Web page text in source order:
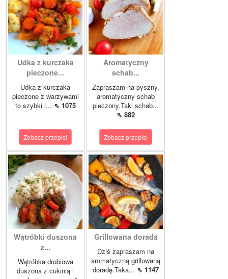
Udka z kurczaka
pieczone...
Udka z kurczaka
pieczone z warzywami
to szybki i... ⇖ 1075
Zobacz przepis!
Aromatyczny
schab...
Zapraszam na pyszny,
aromatyczny schab
pieczony.Taki schab...
⇖ 882
Zobacz przepis!
Wątróbki duszona
z...
Wątróbka drobiowa
duszona z cukinią i
Grillowana dorada
Dziś zapraszam na
aromatyczną grillowaną
doradę.Taka... ⇖ 1147